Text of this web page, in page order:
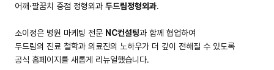
어깨·팔꿈치 중점 정형외과두드림정형외과.
소이정은 병원 마케팅 전문 NC컨설팅과 함께 협업하여
두드림의 진료 철학과 의료진의 노하우가 더 깊이 전해질 수 있도록
공식 홈페이지를 새롭게 리뉴얼했습니다.